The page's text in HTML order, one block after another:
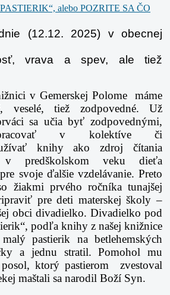
(12.12. 2025) v obecnej
vrava a spev, ale tiež
v Gemerskej Polome máme
veselé, tiež zodpovedné. Už
sa učia byť zodpovednými,
pracovať v kolektíve či
knihy ako zdroj čítania
predškolskom veku dieťa
svoje ďalšie vzdelávanie. Preto
žiakmi prvého ročníka tunajšej
pre deti materskej školy –
obci divadielko. Divadielko pod
podľa knihy z našej knižnice
pastierik na betlehemských
a jednu stratil. Pomohol mu
ktorý pastierom zvestoval
maštali sa narodil Boží Syn.